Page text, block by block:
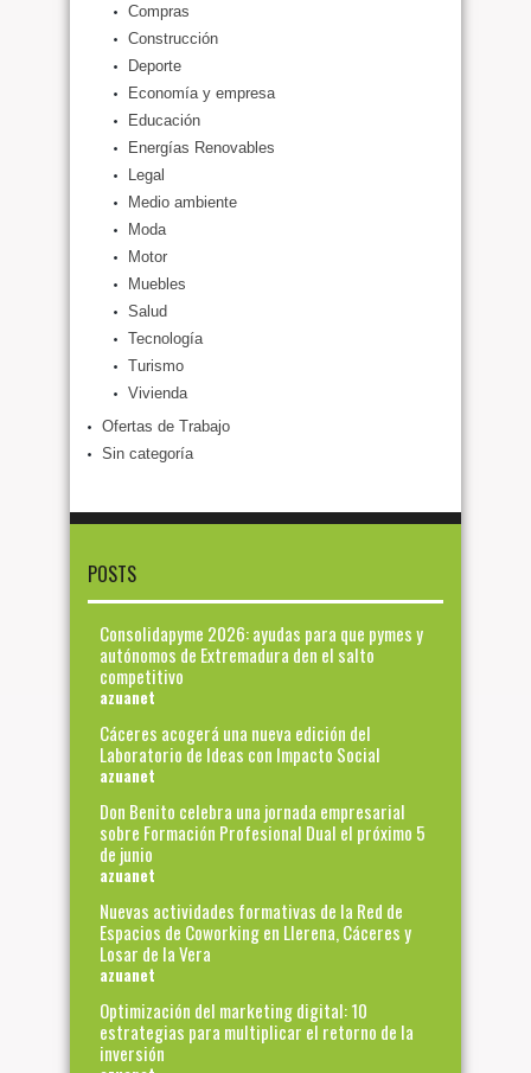
Compras
Construcción
Deporte
Economía y empresa
Educación
Energías Renovables
Legal
Medio ambiente
Moda
Motor
Muebles
Salud
Tecnología
Turismo
Vivienda
Ofertas de Trabajo
Sin categoría
POSTS
Consolidapyme 2026: ayudas para que pymes y
autónomos de Extremadura den el salto
competitivo
azuanet
Cáceres acogerá una nueva edición del
Laboratorio de Ideas con Impacto Social
azuanet
Don Benito celebra una jornada empresarial
sobre Formación Profesional Dual el próximo 5
de junio
azuanet
Nuevas actividades formativas de la Red de
Espacios de Coworking en Llerena, Cáceres y
Losar de la Vera
azuanet
Optimización del marketing digital: 10
estrategias para multiplicar el retorno de la
inversión